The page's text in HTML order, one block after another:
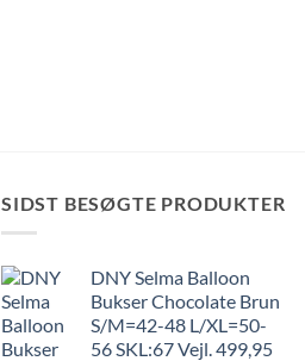
SIDST BESØGTE PRODUKTER
DNY Selma Balloon
Bukser Chocolate Brun
S/M=42-48 L/XL=50-
56 SKL:67 Vejl. 499,95